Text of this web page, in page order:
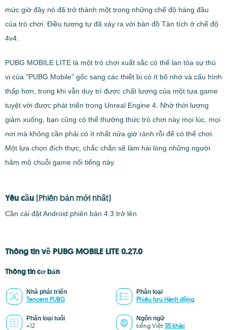
mức giờ đây nó đã trở thành một trong những chế độ hàng đầu
của trò chơi. Điều tương tự đã xảy ra với bản đồ Tàn tích ở chế độ
4v4.
PUBG MOBILE LITE là một trò chơi xuất sắc có thể lan tỏa sự thú
vị của "PUBG Mobile" gốc sang các thiết bị có ít bộ nhớ và cấu hình
thấp hơn, trong khi vẫn duy trì được chất lượng của một tựa game
tuyệt vời được phát triển trong Unreal Engine 4. Nhờ thời lượng
giảm xuống, bạn cũng có thể thưởng thức trò chơi này mọi lúc, mọi
nơi mà không cần phải có ít nhất nửa giờ rảnh rỗi để có thể chơi.
Một lựa chọn đích thực, chắc chắn sẽ làm hài lòng những người
hâm mộ chuỗi game nổi tiếng này.
Yêu cầu (Phiên bản mới nhất)
Cần cài đặt Android phiên bản 4.3 trở lên
Thông tin về PUBG MOBILE LITE 0.27.0
Thông tin cơ bản
Nhà phát triển
Tencent PUBG
Phân loại
Phiêu lưu Hành động
Phân loại tuổi
+12
Ngôn ngữ
tiếng Việt 35 khác